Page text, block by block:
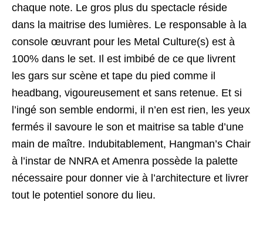
chaque note. Le gros plus du spectacle réside
dans la maitrise des lumières. Le responsable à la
console œuvrant pour les Metal Culture(s) est à
100% dans le set. Il est imbibé de ce que livrent
les gars sur scène et tape du pied comme il
headbang, vigoureusement et sans retenue. Et si
l’ingé son semble endormi, il n’en est rien, les yeux
fermés il savoure le son et maitrise sa table d’une
main de maître. Indubitablement, Hangman’s Chair
à l’instar de NNRA et Amenra possède la palette
nécessaire pour donner vie à l’architecture et livrer
tout le potentiel sonore du lieu.